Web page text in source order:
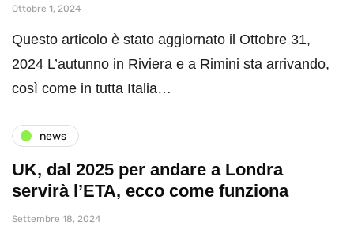
Ottobre 1, 2024
Questo articolo è stato aggiornato il Ottobre 31,
2024 L’autunno in Riviera e a Rimini sta arrivando,
così come in tutta Italia…
news
UK, dal 2025 per andare a Londra
servirà l’ETA, ecco come funziona
Settembre 18, 2024